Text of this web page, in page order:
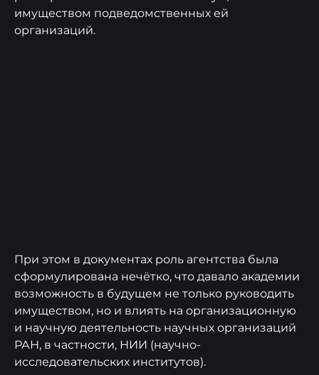
имуществом подведомственных ей
организаций.
При этом в документах роль агентства была
сформулирована нечётко, что давало академии
возможность в будущем не только руководить
имуществом, но и влиять на организационную
и научную деятельность научных организаций
РАН, в частности, НИИ (научно-
исследовательских институтов).